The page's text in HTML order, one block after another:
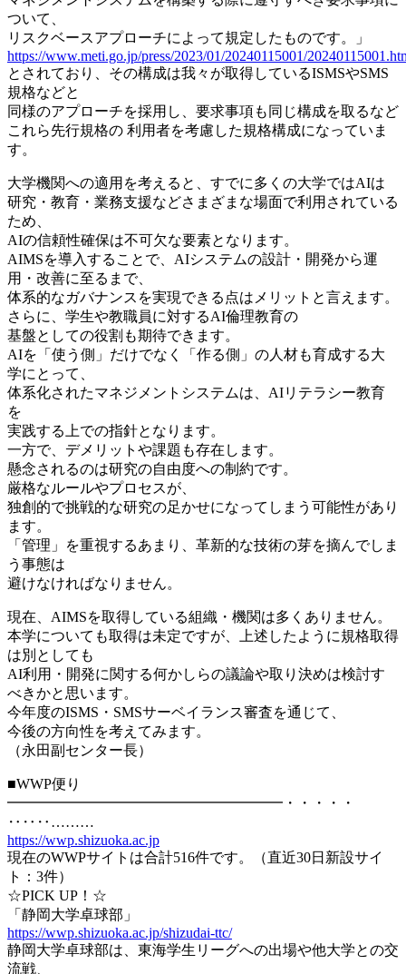
ついて、
リスクベースアプローチによって規定したものです。」
https://www.meti.go.jp/press/2023/01/20240115001/
とされており、その構成は我々が取得しているISMSやSMS
規格などと
同様のアプローチを採用し、要求事項も同じ構成を取るなど
これら先行規格の 利用者を考慮した規格構成になっていま
す。
大学機関への適用を考えると、すでに多くの大学ではAIは
研究・教育・業務支援などさまざまな場面で利用されている
ため、
AIの信頼性確保は不可欠な要素となります。
AIMSを導入することで、AIシステムの設計・開発から運
用・改善に至るまで、
体系的なガバナンスを実現できる点はメリットと言えます。
さらに、学生や教職員に対するAI倫理教育の
基盤としての役割も期待できます。
AIを「使う側」だけでなく「作る側」の人材も育成する大
学にとって、
体系化されたマネジメントシステムは、AIリテラシー教育
を
実践する上での指針となります。
一方で、デメリットや課題も存在します。
懸念されるのは研究の自由度への制約です。
厳格なルールやプロセスが、
独創的で挑戦的な研究の足かせになってしまう可能性があり
ます。
「管理」を重視するあまり、革新的な技術の芽を摘んでしま
う事態は
避けなければなりません。
現在、AIMSを取得している組織・機関は多くありません。
本学についても取得は未定ですが、上述したように規格取得
は別としても
AI利用・開発に関する何かしらの議論や取り決めは検討す
べきかと思います。
今年度のISMS・SMSサーベイランス審査を通じて、
今後の方向性を考えてみます。
（永田副センター長）
■WWP便り
━━━━━━━━━━━━━━━━━━━・・・・・
‥‥‥………
https://wwp.shizuoka.ac.jp
現在のWWPサイトは合計516件です。（直近30日新設サイ
ト：3件）
☆PICK UP！☆
「静岡大学卓球部」
https://wwp.shizuoka.ac.jp/shizudai-ttc/
静岡大学卓球部は、東海学生リーグへの出場や他大学との交
流戦、